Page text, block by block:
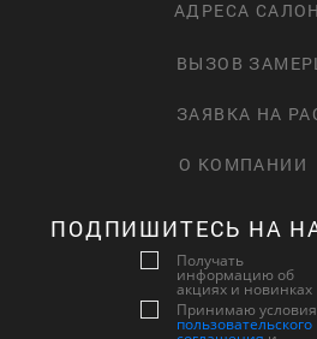
АДРЕСА
ВЫЗОВ
ЗАЯВКА НА
О КОМПАНИИ
ПОДПИШИТЕСЬ НА
Получать
информацию об
акциях и новинках
Принимаю условия
пользовательского